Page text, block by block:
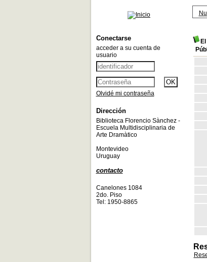
Conectarse
acceder a su cuenta de
usuario
Olvidé mi contraseña
Dirección
Biblioteca Florencio Sànchez -
Escuela Multidisciplinaria de
Arte Dramàtico
Montevideo
Uruguay
contacto
Canelones 1084
2do. Piso
Tel: 1950-8865